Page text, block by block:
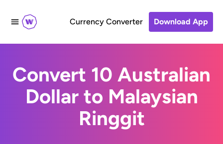
Currency Converter Download App
Convert 10 Australian
Dollar to Malaysian
Ringgit